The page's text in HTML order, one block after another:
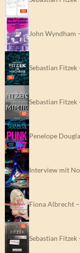
John Wyndham
Sebastian
Sebastian
Penelope
Interview mit
Fiona Albrecht
Sebastian